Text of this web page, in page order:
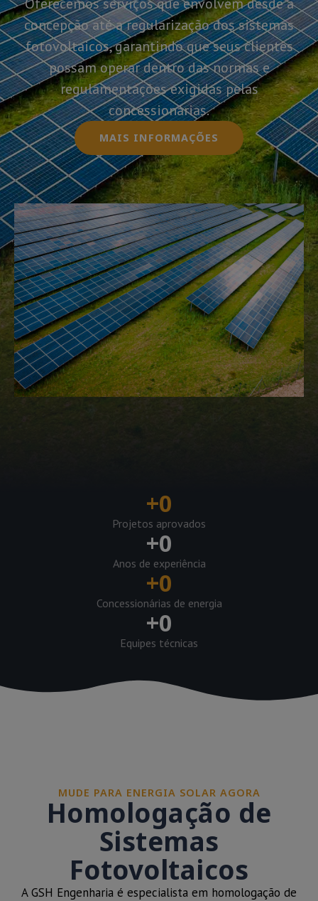
concepção até a regularização dos sistemas
fotovoltaicos, garantindo que seus clientes
possam operar dentro das normas e
regulamentações exigidas pelas
concessionárias.
MAIS INFORMAÇÕES
+0
Projetos aprovados
+0
Anos de experiência
+0
Concessionárias de energia
+0
Equipes técnicas
MUDE PARA ENERGIA SOLAR AGORA
Homologação de
Sistemas
Fotovoltaicos
A GSH Engenharia é especialista em homologação de